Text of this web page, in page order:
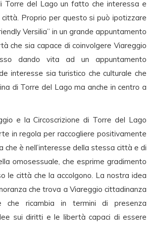
Torre del Lago un fatto che interessa e
Proprio per questo si può ipotizzare
Versilia” in un grande appuntamento
che sia capace di coinvolgere Viareggio
dando vita ad un appuntamento
interesse sia turistico che culturale che
di Torre del Lago ma anche in centro a
e la Circoscrizione di Torre del Lago
in regola per raccogliere positivamente
che è nell’interesse della stessa città e di
omosessuale, che esprime gradimento
le città che la accolgono. La nostra idea
che trova a Viareggio cittadinanza
che ricambia in termini di presenza
sui diritti e le libertà capaci di essere